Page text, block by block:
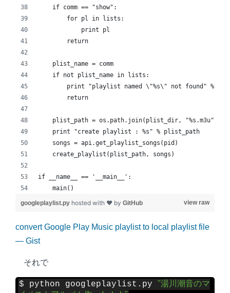
    if comm == "show":
        for pl in lists:
            print pl
        return
    plist_name = comm
    if not plist_name in lists:
print "playlist named \"%s\" not found" %
        return
plist_path = os.path.join(plist_dir, "%s.m3u" %
    print "create playlist : %s" % plist_path
    songs = api.get_playlist_songs(pid)
    create_playlist(plist_path, songs)
if __name__ == '__main__':
    main()
view raw
googleplaylist.py hosted with ❤ by GitHub
convert Google Play Music playlist to local playlist file
— Gist
それで
$ python googleplaylist.py "湯川潮音のマ